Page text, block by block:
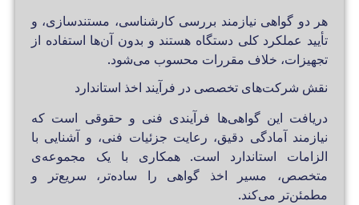
هر دو گواهی نیازمند بررسی کارشناسی، مستندسازی، و
تأیید عملکرد کلی دستگاه هستند و بدون آن‌ها استفاده از
تجهیزات، خلاف مقررات محسوب می‌شود.
نقش شرکت‌های تخصصی در فرآیند اخذ استاندارد
دریافت این گواهی‌ها فرآیندی فنی و حقوقی است که
نیازمند آمادگی دقیق، رعایت جزئیات فنی، و آشنایی با
الزامات استاندارد است. همکاری با یک مجموعه‌ی
متخصص، مسیر اخذ گواهی را ساده‌تر، سریع‌تر و
مطمئن‌تر می‌کند.